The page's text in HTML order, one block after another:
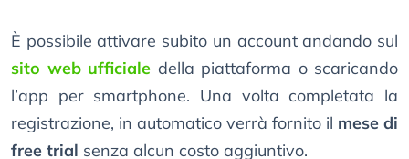
È possibile attivare subito un account andando sul
sito web ufficiale della piattaforma o scaricando
l’app per smartphone. Una volta completata la
registrazione, in automatico verrà fornito il mese di
free trial senza alcun costo aggiuntivo.